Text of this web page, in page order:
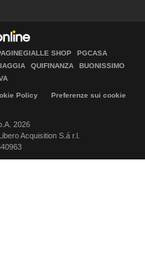
SHOP
PGCASA
QUIFINANZA
BUONISSIMO
Policy
Preferenze sui cookie
2026
Acquisition S.á r.l.